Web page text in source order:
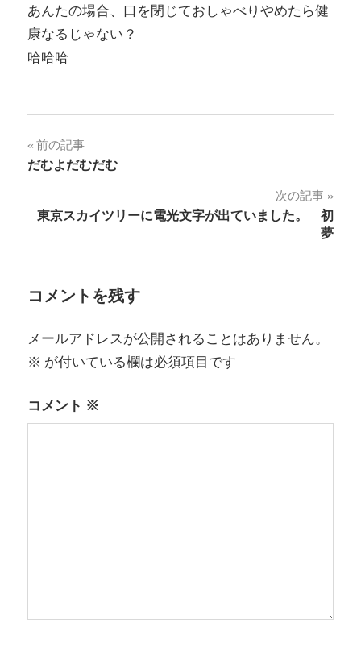
あんたの場合、口を閉じておしゃべりやめたら健
康なるじゃない？
哈哈哈
投
稿
ナ
ー
シ
ョ
ン
前の記事
だむよだむだむ
次の記事
東京スカイツリーに電光文字が出ていました。 初
夢
コメントを残す
メールアドレスが公開されることはありません。
※ が付いている欄は必須項目です
コメント ※